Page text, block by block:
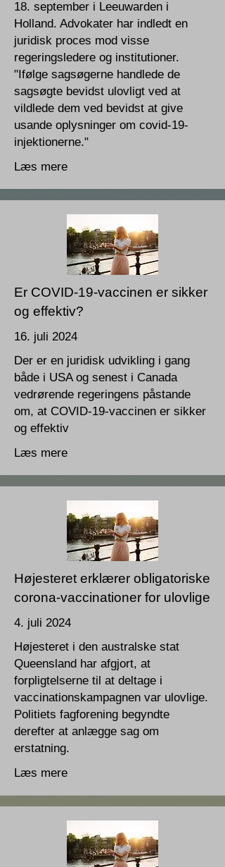
18. september i Leeuwarden i
Holland. Advokater har indledt en
juridisk proces mod visse
regeringsledere og institutioner.
"Ifølge sagsøgerne handlede de
sagsøgte bevidst ulovligt ved at
vildlede dem ved bevidst at give
usande oplysninger om covid-19-
injektionerne."
Læs mere
Er COVID-19-vaccinen er sikker
og effektiv?
16. juli 2024
Der er en juridisk udvikling i gang
både i USA og senest i Canada
vedrørende regeringens påstande
om, at COVID-19-vaccinen er sikker
og effektiv
Læs mere
Højesteret erklærer obligatoriske
corona-vaccinationer for ulovlige
4. juli 2024
Højesteret i den australske stat
Queensland har afgjort, at
forpligtelserne til at deltage i
vaccinationskampagnen var ulovlige.
Politiets fagforening begyndte
derefter at anlægge sag om
erstatning.
Læs mere